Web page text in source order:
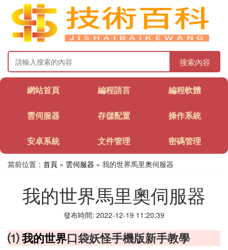
搜索內容
網站首頁 編程語言 編程軟體
雲伺服器 存儲配置 操作系統
安卓系統 文件管理 密碼管理
當前位置： 首頁 » 雲伺服器 » 我的世界馬里奧伺服器
我的世界馬里奧伺服器
發布時間: 2022-12-19 11:20:39
⑴我的世界口袋妖怪手機版新手教學